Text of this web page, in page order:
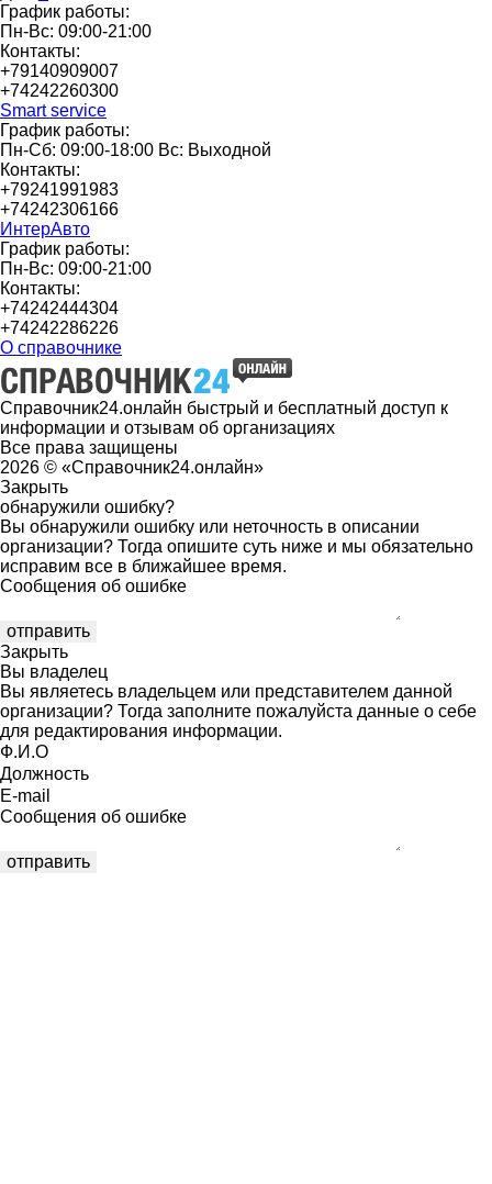
График работы:
Пн-Вс: 09:00-21:00
Контакты:
+79140909007
+74242260300
Smart service
График работы:
Пн-Сб: 09:00-18:00 Вс: Выходной
Контакты:
+79241991983
+74242306166
ИнтерАвто
График работы:
Пн-Вс: 09:00-21:00
Контакты:
+74242444304
+74242286226
О справочнике
Справочник24.онлайн быстрый и бесплатный доступ к
информации и отзывам об организациях
Все права защищены
2026 © «Справочник24.онлайн»
Закрыть
обнаружили ошибку?
Вы обнаружили ошибку или неточность в описании
организации? Тогда опишите суть ниже и мы обязательно
исправим все в ближайшее время.
Сообщения об ошибке
Закрыть
Вы владелец
Вы являетесь владельцем или представителем данной
организации? Тогда заполните пожалуйста данные о себе
для редактирования информации.
Ф.И.О
Должность
E-mail
Сообщения об ошибке